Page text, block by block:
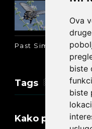
Ova
biste
biste
Past Simple i Past
Tags
Kako promeniti